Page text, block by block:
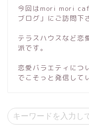
今回はmori mori
ブログ」にご訪問下
テラスハウスなど恋
派です。
恋愛バラエティにつ
でこそっと発信して